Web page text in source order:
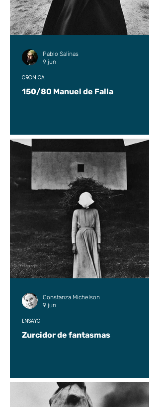
150/80 Manuel de Falla
CRÓNICA
Pablo Salinas
9 jun
Zurcidor de fantasmas
ENSAYO
Constanza Michelson
9 jun